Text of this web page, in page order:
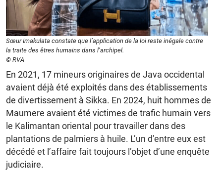
Sœur Imakulata constate que l’application de la loi reste inégale contre
la traite des êtres humains dans l’archipel.
© RVA
En 2021, 17 mineurs originaires de Java occidental
avaient déjà été exploités dans des établissements
de divertissement à Sikka. En 2024, huit hommes de
Maumere avaient été victimes de trafic humain vers
le Kalimantan oriental pour travailler dans des
plantations de palmiers à huile. L’un d’entre eux est
décédé et l’affaire fait toujours l’objet d’une enquête
judiciaire.